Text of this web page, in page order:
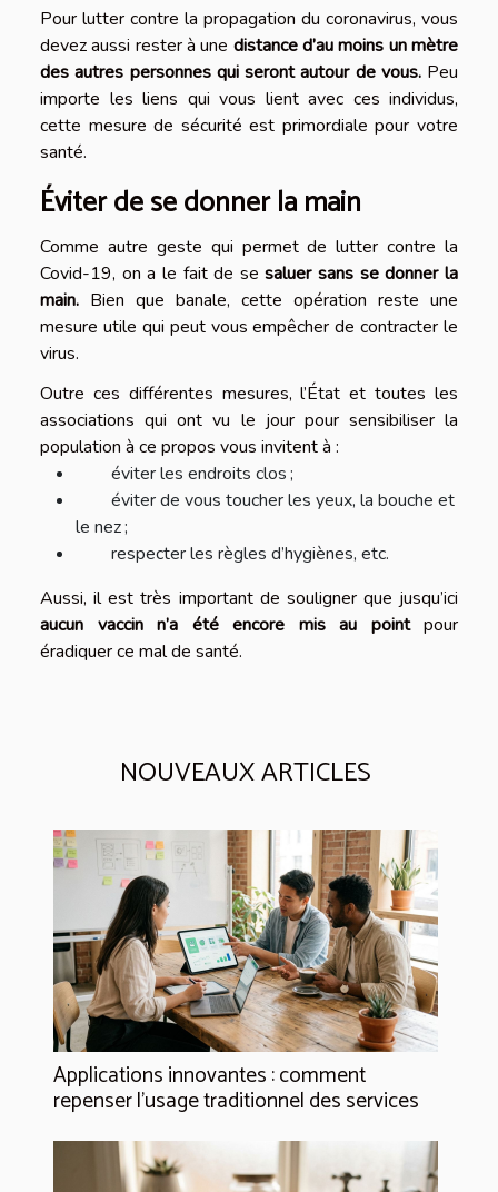
Pour lutter contre la propagation du coronavirus, vous
devez aussi rester à une distance d’au moins un mètre
des autres personnes qui seront autour de vous. Peu
importe les liens qui vous lient avec ces individus,
cette mesure de sécurité est primordiale pour votre
santé.
Éviter de se donner la main
Comme autre geste qui permet de lutter contre la
Covid-19, on a le fait de se saluer sans se donner la
main. Bien que banale, cette opération reste une
mesure utile qui peut vous empêcher de contracter le
virus.
Outre ces différentes mesures, l’État et toutes les
associations qui ont vu le jour pour sensibiliser la
population à ce propos vous invitent à :
éviter les endroits clos ;
éviter de vous toucher les yeux, la bouche et
le nez ;
respecter les règles d’hygiènes, etc.
Aussi, il est très important de souligner que jusqu’ici
aucun vaccin n’a été encore mis au point pour
éradiquer ce mal de santé.
NOUVEAUX ARTICLES
Applications innovantes : comment
repenser l’usage traditionnel des services